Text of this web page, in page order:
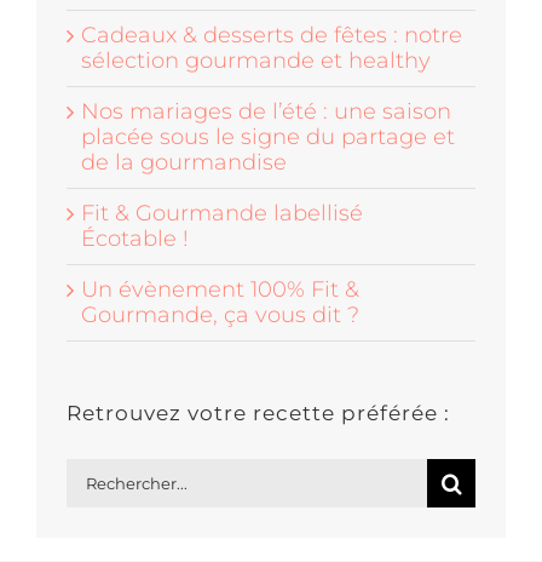
Cadeaux & desserts de fêtes : notre
sélection gourmande et healthy
Nos mariages de l’été : une saison
placée sous le signe du partage et
de la gourmandise
Fit & Gourmande labellisé
Écotable !
Un évènement 100% Fit &
Gourmande, ça vous dit ?
Retrouvez votre recette préférée :